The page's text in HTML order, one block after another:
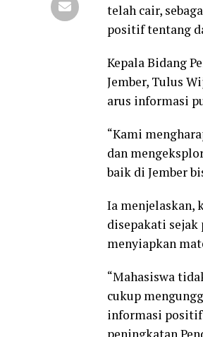
telah cair,
positif tentang
Kepala Bidang
Jember, Tulus
arus informasi
“Kami
dan
baik di Jember
Ia menjelaskan,
disepakati sejak
menyiapkan
“Mahasiswa
cukup
informasi positif
peningkatan